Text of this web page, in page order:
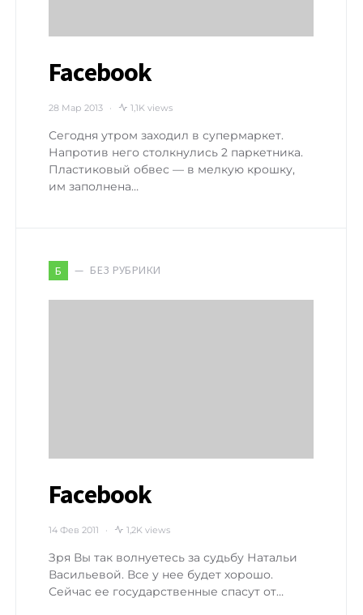
Facebook
28 Мар 2013 1,1K views
Сегодня утром заходил в супермаркет.
Напротив него столкнулись 2 паркетника.
Пластиковый обвес — в мелкую крошку,
им заполнена…
Б БЕЗ РУБРИКИ
Facebook
14 Фев 2011 1,2K views
Зря Вы так волнуетесь за судьбу Натальи
Васильевой. Все у нее будет хорошо.
Сейчас ее государственные спасут от…